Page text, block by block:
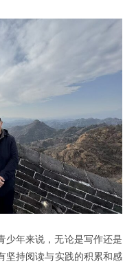
少年来说，无论是写作还是
坚持阅读与实践的积累和感